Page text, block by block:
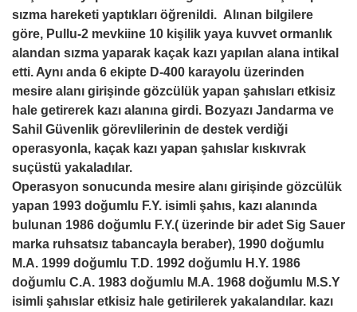
sızma hareketi yaptıkları öğrenildi. Alınan bilgilere
göre, Pullu-2 mevkiine 10 kişilik yaya kuvvet ormanlık
alandan sızma yaparak kaçak kazı yapılan alana intikal
etti. Aynı anda 6 ekipte D-400 karayolu üzerinden
mesire alanı girişinde gözcülük yapan şahısları etkisiz
hale getirerek kazı alanına girdi. Bozyazı Jandarma ve
Sahil Güvenlik görevlilerinin de destek verdiği
operasyonla, kaçak kazı yapan şahıslar kıskıvrak
suçüstü yakaladılar.
Operasyon sonucunda mesire alanı girişinde gözcülük
yapan 1993 doğumlu F.Y. isimli şahıs, kazı alanında
bulunan 1986 doğumlu F.Y.( üzerinde bir adet Sig Sauer
marka ruhsatsız tabancayla beraber), 1990 doğumlu
M.A. 1999 doğumlu T.D. 1992 doğumlu H.Y. 1986
doğumlu C.A. 1983 doğumlu M.A. 1968 doğumlu M.S.Y
isimli şahıslar etkisiz hale getirilerek yakalandılar. kazı